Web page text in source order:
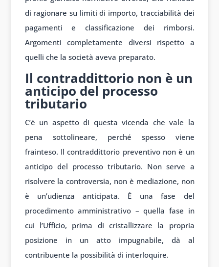
di ragionare su limiti di importo, tracciabilità dei
pagamenti e classificazione dei rimborsi.
Argomenti completamente diversi rispetto a
quelli che la società aveva preparato.
Il contraddittorio non è un
anticipo del processo
tributario
C’è un aspetto di questa vicenda che vale la
pena sottolineare, perché spesso viene
frainteso. Il contraddittorio preventivo non è un
anticipo del processo tributario. Non serve a
risolvere la controversia, non è mediazione, non
è un’udienza anticipata. È una fase del
procedimento amministrativo – quella fase in
cui l’Ufficio, prima di cristallizzare la propria
posizione in un atto impugnabile, dà al
contribuente la possibilità di interloquire.